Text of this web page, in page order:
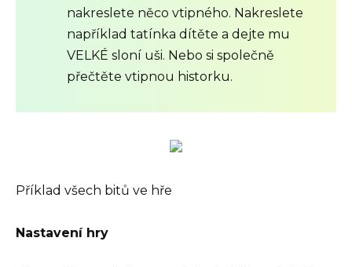
nakreslete něco vtipného. Nakreslete
například tatínka dítěte a dejte mu
VELKÉ sloní uši. Nebo si společně
přečtěte vtipnou historku.
Příklad všech bitů ve hře
Nastavení hry